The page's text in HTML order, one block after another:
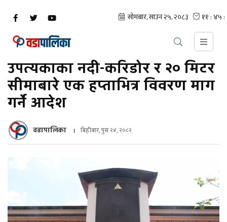
उपत्यकाका नदी-करिडोर र २० मिटर
सीमाबारे एक हप्ताभित्र विवरण माग
गर्ने आदेश
वडापालिका बिहीबार, पुस २४, २०८२